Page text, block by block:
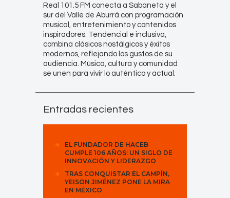
Real 101.5 FM conecta a Sabaneta y el
sur del Valle de Aburrá con programación
musical, entretenimiento y contenidos
inspiradores. Tendencial e inclusiva,
combina clásicos nostálgicos y éxitos
modernos, reflejando los gustos de su
audiencia. Música, cultura y comunidad
se unen para vivir lo auténtico y actual.
Entradas recientes
EL FUNDADOR DE HACEB
CUMPLE 106 AÑOS: UN SIGLO DE
INNOVACIÓN Y LIDERAZGO
TRAS CONQUISTAR EL CAMPÍN,
YEISON JIMÉNEZ PONE LA MIRA
EN MÉXICO